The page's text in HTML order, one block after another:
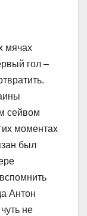
мячах
гол –
сейвом
моментах
был
Антон
не